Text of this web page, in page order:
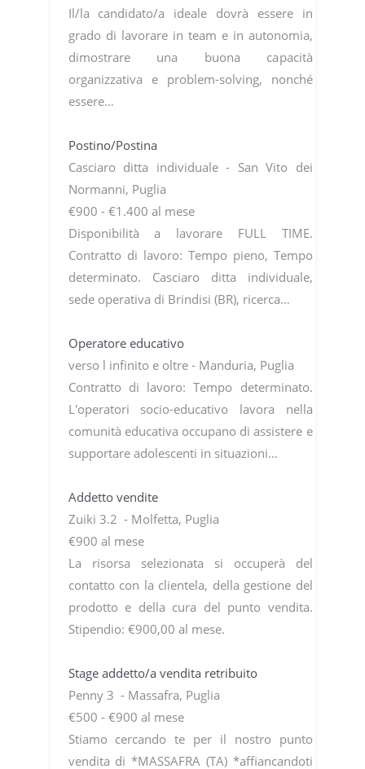
Il/la candidato/a ideale dovrà essere in
grado di lavorare in team e in autonomia,
dimostrare una buona capacità
organizzativa e problem-solving, nonché
essere…
Postino/Postina
Casciaro ditta individuale - San Vito dei
Normanni, Puglia
€900 - €1.400 al mese
Disponibilità a lavorare FULL TIME.
Contratto di lavoro: Tempo pieno, Tempo
determinato. Casciaro ditta individuale,
sede operativa di Brindisi (BR), ricerca…
Operatore educativo
verso l infinito e oltre - Manduria, Puglia
Contratto di lavoro: Tempo determinato.
L'operatori socio-educativo lavora nella
comunità educativa occupano di assistere e
supportare adolescenti in situazioni…
Addetto vendite
Zuiki 3.2 - Molfetta, Puglia
€900 al mese
La risorsa selezionata si occuperà del
contatto con la clientela, della gestione del
prodotto e della cura del punto vendita.
Stipendio: €900,00 al mese.
Stage addetto/a vendita retribuito
Penny 3 - Massafra, Puglia
€500 - €900 al mese
Stiamo cercando te per il nostro punto
vendita di *MASSAFRA (TA) *affiancandoti